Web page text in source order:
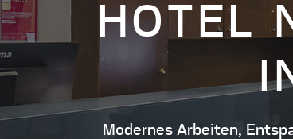
BUSINESS-
STUDIO
HOTEL
Modernes Arbeiten,